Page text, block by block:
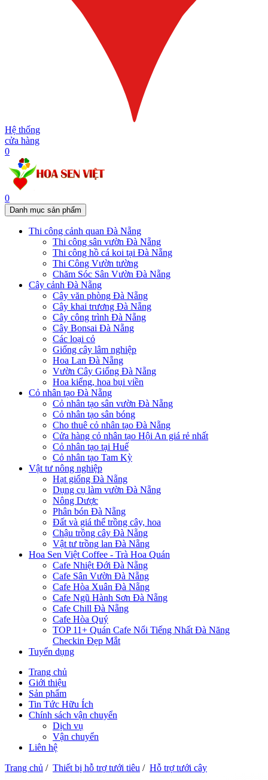
Hệ thống
cửa hàng
0
0
Danh mục sản phẩm
Thi công cảnh quan Đà Nẵng
Thi công sân vườn Đà Nẵng
Thi công hồ cá koi tại Đà Nẵng
Thi Công Vườn tường
Chăm Sóc Sân Vườn Đà Nẵng
Cây cảnh Đà Nẵng
Cây văn phòng Đà Nẵng
Cây khai trương Đà Nẵng
Cây công trình Đà Nẵng
Cây Bonsai Đà Nẵng
Các loại cỏ
Giống cây lâm nghiệp
Hoa Lan Đà Nẵng
Vườn Cây Giống Đà Nẵng
Hoa kiểng, hoa bụi viền
Cỏ nhân tạo Đà Nẵng
Cỏ nhân tạo sân vườn Đà Nẵng
Cỏ nhân tạo sân bóng
Cho thuê cỏ nhân tạo Đà Nẵng
Cửa hàng cỏ nhân tạo Hội An giá rẻ nhất
Cỏ nhân tạo tại Huế
Cỏ nhân tạo Tam Kỳ
Vật tư nông nghiệp
Hạt giống Đà Nẵng
Dụng cụ làm vườn Đà Nẵng
Nông Dược
Phân bón Đà Nẵng
Đất và giá thể trồng cây, hoa
Chậu trồng cây Đà Nẵng
Vật tư trồng lan Đà Nẵng
Hoa Sen Việt Coffee - Trà Hoa Quán
Cafe Nhiệt Đới Đà Nẵng
Cafe Sân Vườn Đà Nẵng
Cafe Hòa Xuân Đà Nẵng
Cafe Ngũ Hành Sơn Đà Nẵng
Cafe Chill Đà Nẵng
Cafe Hòa Quý
TOP 11+ Quán Cafe Nổi Tiếng Nhất Đà Năng
Checkin Đẹp Mắt
Tuyển dụng
Trang chủ
Giới thiệu
Sản phẩm
Tin Tức Hữu Ích
Chính sách vận chuyển
Dịch vụ
Vận chuyển
Liên hệ
Trang chủ / Thiết bị hỗ trợ tưới tiêu / Hỗ trợ tưới cây